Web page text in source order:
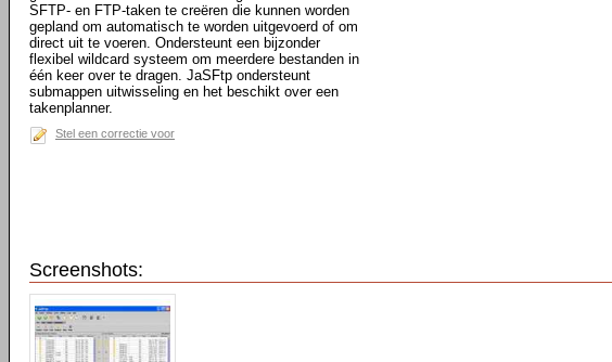
SFTP- en FTP-taken te creëren die kunnen worden
gepland om automatisch te worden uitgevoerd of om
direct uit te voeren. Ondersteunt een bijzonder
flexibel wildcard systeem om meerdere bestanden in
één keer over te dragen. JaSFtp ondersteunt
submappen uitwisseling en het beschikt over een
takenplanner.
Stel een correctie voor
Screenshots: